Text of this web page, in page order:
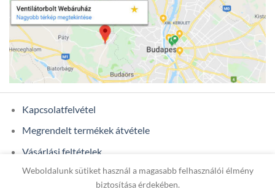
Kapcsolatfelvétel
Megrendelt termékek átvétele
Vásárlási feltételek
Ügyfél adatok
Weboldalunk sütiket használ a magasabb felhasználói élmény
biztosítása érdekében.